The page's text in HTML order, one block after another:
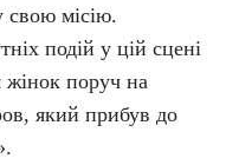
свою місію.
подій у цій сцені
жінок поруч на
який прибув до